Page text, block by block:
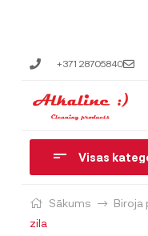
+371 28705840
Visas
Sākums Biroja
zila